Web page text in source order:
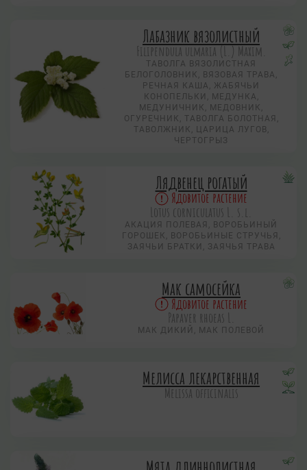
Лабазник вязолистный
Filipendula ulmaria (L.) Maxim.
ТАВОЛГА ВЯЗОЛИСТНАЯ
БЕЛОГОЛОВНИК, ВЯЗОВАЯ ТРАВА,
РЕЧНАЯ КАША, ЖАБЯЧЬИ
КОНОПЕЛЬКИ, МЕДУНКА,
МЕДУНИЧНИК, МЕДОВНИК,
ОГУРЕЧНИК, ТАВОЛГА БОЛОТНАЯ,
ТАВОЛЖНИК, ЦАРИЦА ЛУГОВ,
ЧЕРТОГРЫЗ
Лядвенец рогатый
Ядовитое растение
Lotus corniculatus L. s.l.
АКАЦИЯ ПОЛЕВАЯ, ВОРОБЬИНЫЙ
ГОРОШЕК, ВОРОБЬИНЫЕ СТРУЧЬЯ,
ЗАЯЧЬИ БРАТКИ, ЗАЯЧЬЯ ТРАВА
Мак самосейка
Ядовитое растение
Papaver rhoeas L.
МАК ДИКИЙ, МАК ПОЛЕВОЙ
Мелисса лекарственная
Melissa officinalis